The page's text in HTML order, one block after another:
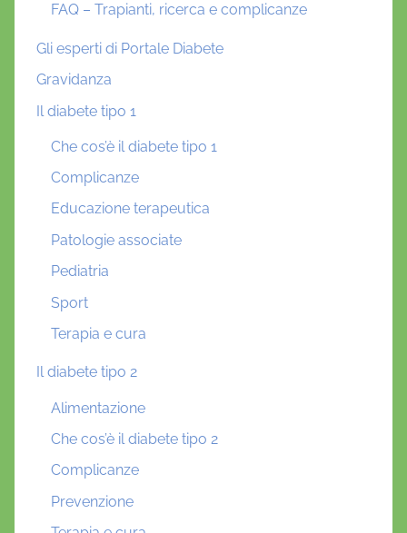
FAQ – Trapianti, ricerca e complicanze
Gli esperti di Portale Diabete
Gravidanza
Il diabete tipo 1
Che cos’è il diabete tipo 1
Complicanze
Educazione terapeutica
Patologie associate
Pediatria
Sport
Terapia e cura
Il diabete tipo 2
Alimentazione
Che cos’è il diabete tipo 2
Complicanze
Prevenzione